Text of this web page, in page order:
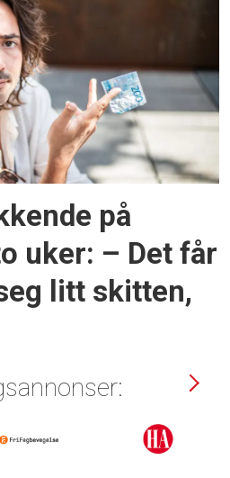
på
uker: – Det får
litt skitten,